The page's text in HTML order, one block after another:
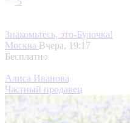
Знакомьтесь, это-Булочка!
Москва Вчера, 19:17
Бесплатно
Алиса Иванова
Частный продавец